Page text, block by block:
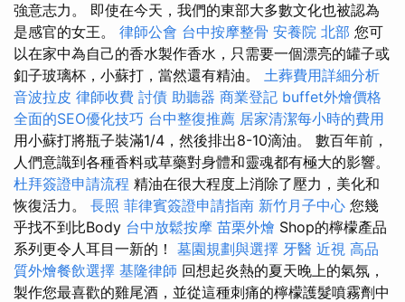
強意志力。 即使在今天，我們的東部大多數文化也被認為
是感官的女王。 律師公會 台中按摩整骨 安養院 北部 您可
以在家中為自己的香水製作香水，只需要一個漂亮的罐子或
釦子玻璃杯，小蘇打，當然還有精油。 土葬費用詳細分析
音波拉皮 律師收費 討債 助聽器 商業登記 buffet外燴價格
全面的SEO優化技巧 台中整復推薦 居家清潔每小時的費用
用小蘇打將瓶子裝滿1/4，然後排出8-10滴油。 數百年前，
人們意識到各種香料或草藥對身體和靈魂都有極大的影響。
杜拜簽證申請流程 精油在很大程度上消除了壓力，美化和
恢復活力。 長照 菲律賓簽證申請指南 新竹月子中心 您幾
乎找不到比Body 台中放鬆按摩 苗栗外燴 Shop的檸檬產品
系列更令人耳目一新的！ 墓園規劃與選擇 牙醫 近視 高品
質外燴餐飲選擇 基隆律師 回想起炎熱的夏天晚上的氣氛，
製作您最喜歡的雞尾酒，並從這種刺痛的檸檬護髮噴霧劑中